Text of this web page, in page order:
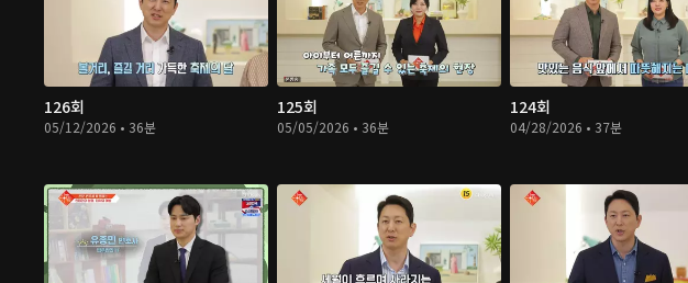
126회
05/12/2026 • 36분
125회
05/05/2026 • 36분
124회
04/28/2026 • 37분